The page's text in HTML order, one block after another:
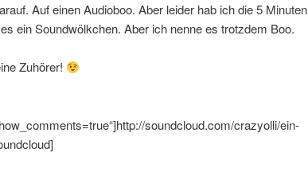
Auf einen Audioboo. Aber leider hab ich die 5 Minuten
ein Soundwölkchen. Aber ich nenne es trotzdem Boo.
Zuhörer!
soundcloud.com/crazyolli/ein-